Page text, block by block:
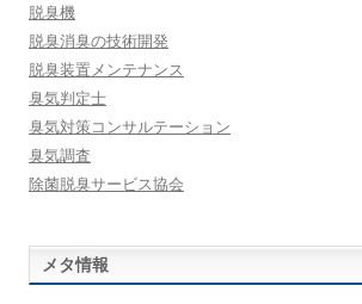
脱臭機
脱臭消臭の技術開発
脱臭装置メンテナンス
臭気判定士
臭気対策コンサルテーション
臭気調査
除菌脱臭サービス協会
メタ情報